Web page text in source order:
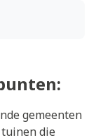
gemeenten
die